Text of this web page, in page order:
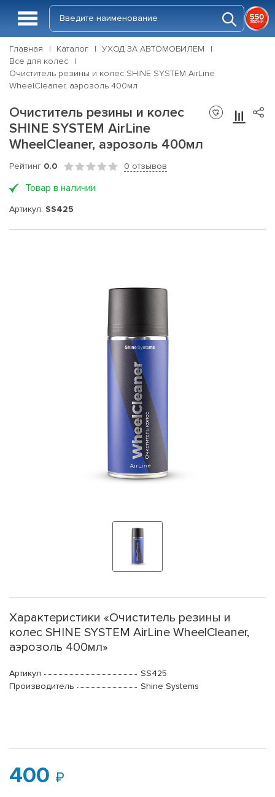
Главная Каталог
УХОД ЗА АВТОМОБИЛЕМ
Все для колес
Очиститель резины и колес SHINE SYSTEM AirLine
WheelCleaner, аэрозоль 400мл
Очиститель резины и колес
SHINE SYSTEM AirLine
WheelCleaner, аэрозоль 400мл
Рейтинг 0.0 0 отзывов
Товар в наличии
Артикул: SS425
Характеристики «Очиститель резины и
колес SHINE SYSTEM AirLine WheelCleaner,
аэрозоль 400мл»
Артикул
SS425
Производитель
Shine Systems
400